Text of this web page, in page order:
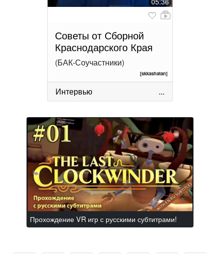
Советы от Сборной
Краснодарского Края
(БАК-Соучастники)
[skkashatan]
Интервью ...
Прохождение VR игр с русскими субтитрами!